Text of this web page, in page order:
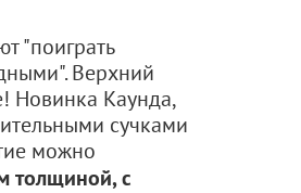
"поиграть
Верхний
Новинка Каунда,
сучками
можно
толщиной, с